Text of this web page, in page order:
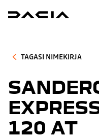
TAGASI NIMEKIRJA
120 AT